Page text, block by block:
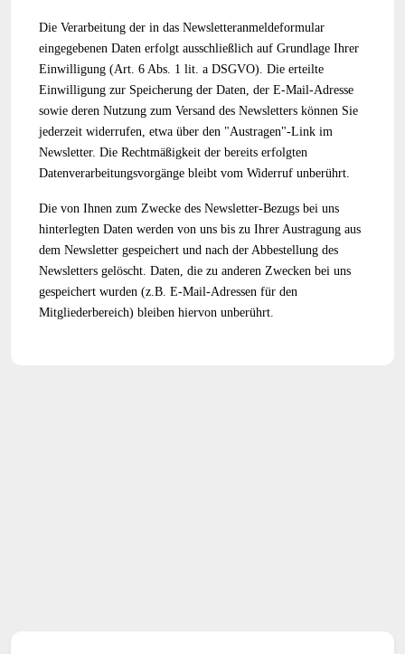
Die Verarbeitung der in das Newsletteranmeldeformular
eingegebenen Daten erfolgt ausschließlich auf Grundlage Ihrer
Einwilligung (Art. 6 Abs. 1 lit. a DSGVO). Die erteilte
Einwilligung zur Speicherung der Daten, der E-Mail-Adresse
sowie deren Nutzung zum Versand des Newsletters können Sie
jederzeit widerrufen, etwa über den "Austragen"-Link im
Newsletter. Die Rechtmäßigkeit der bereits erfolgten
Datenverarbeitungsvorgänge bleibt vom Widerruf unberührt.
Die von Ihnen zum Zwecke des Newsletter-Bezugs bei uns
hinterlegten Daten werden von uns bis zu Ihrer Austragung aus
dem Newsletter gespeichert und nach der Abbestellung des
Newsletters gelöscht. Daten, die zu anderen Zwecken bei uns
gespeichert wurden (z.B. E-Mail-Adressen für den
Mitgliederbereich) bleiben hiervon unberührt.